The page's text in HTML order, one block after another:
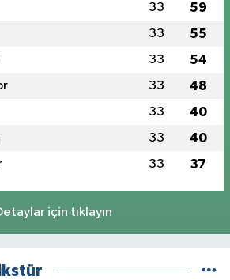
33 59
33 55
33 54
33 48
33 40
33 40
33 37
için tıklayın